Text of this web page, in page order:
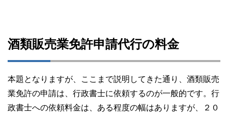
酒類販売業免許申請代行の料金
本題となりますが、ここまで説明してきた通り、酒類販売
業免許の申請は、行政書士に依頼するのが一般的です。行
政書士への依頼料金は、ある程度の幅はありますが、２０